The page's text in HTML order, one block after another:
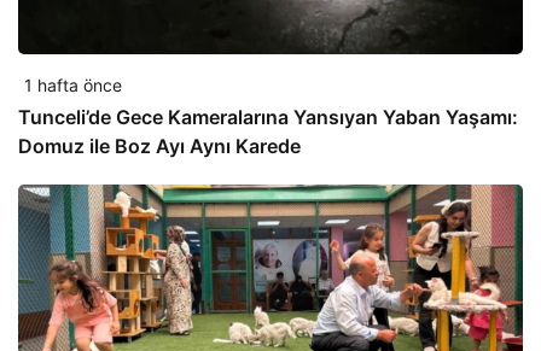
1 hafta önce
Tunceli’de Gece Kameralarına Yansıyan Yaban Yaşamı:
Domuz ile Boz Ayı Aynı Karede